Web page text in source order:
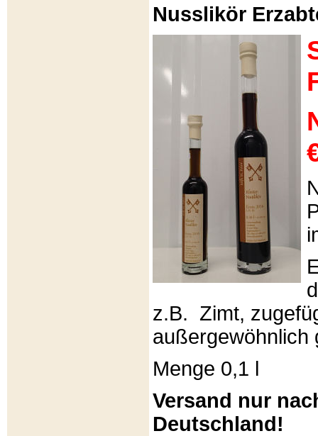
Nusslikör
z.B. Zimt,
außergewöhnlich
Menge 0,1 l
Versand nur
Deutschland!